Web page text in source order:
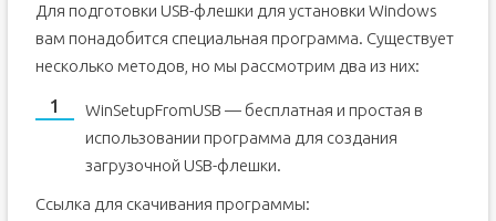
Для подготовки USB-флешки для установки Windows
вам понадобится специальная программа. Существует
несколько методов, но мы рассмотрим два из них:
WinSetupFromUSB — бесплатная и простая в
использовании программа для создания
загрузочной USB-флешки.
Ссылка для скачивания программы: